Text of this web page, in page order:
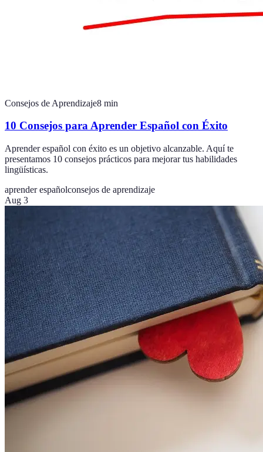
Consejos de Aprendizaje8 min
10 Consejos para Aprender Español con Éxito
Aprender español con éxito es un objetivo alcanzable. Aquí te
presentamos 10 consejos prácticos para mejorar tus habilidades
lingüísticas.
aprender españolconsejos de aprendizaje
Aug 3